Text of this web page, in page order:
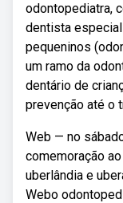
odontopediatra,
dentista
pequeninos
um ramo da
dentário de
prevenção até o
Web — no
comemoração
uberlândia e
Webo